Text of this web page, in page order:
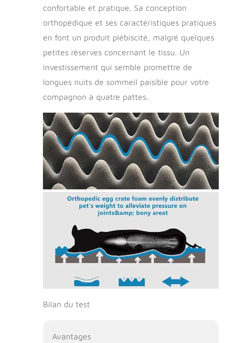
confortable et pratique. Sa conception
orthopédique et ses caractéristiques pratiques
en font un produit plébiscité, malgré quelques
petites réserves concernant le tissu. Un
investissement qui semble promettre de
longues nuits de sommeil paisible pour votre
compagnon à quatre pattes.
Bilan du test
Avantages